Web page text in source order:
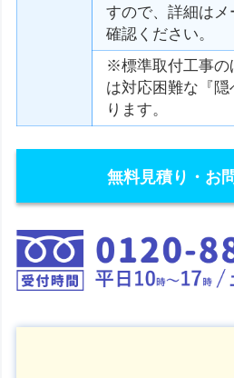
すので、詳細は
確認ください。
※標準取付工事の
は対応困難な『
ります。
無料見積り・お